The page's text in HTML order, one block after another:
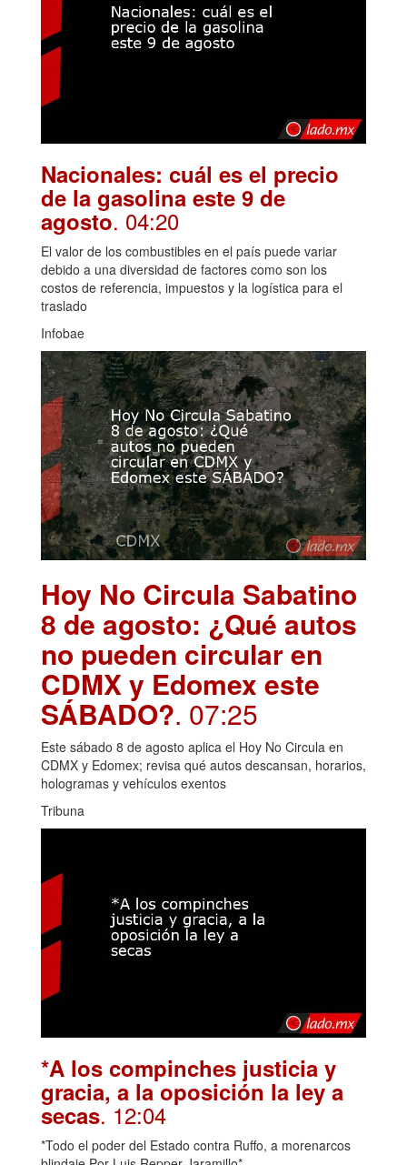
Nacionales: cuál es el precio
de la gasolina este 9 de
agosto. 04:20
El valor de los combustibles en el país puede variar
debido a una diversidad de factores como son los
costos de referencia, impuestos y la logística para el
traslado
Infobae
Hoy No Circula Sabatino
8 de agosto: ¿Qué autos
no pueden circular en
CDMX y Edomex este
SÁBADO?. 07:25
Este sábado 8 de agosto aplica el Hoy No Circula en
CDMX y Edomex; revisa qué autos descansan, horarios,
hologramas y vehículos exentos
Tribuna
*A los compinches justicia y
gracia, a la oposición la ley a
secas. 12:04
*Todo el poder del Estado contra Ruffo, a morenarcos